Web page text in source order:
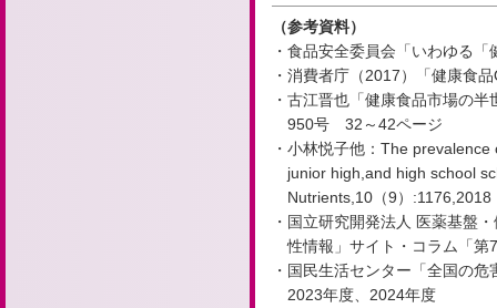
（参考資料）
食品安全委員会「いわゆる「
消費者庁（2017）「健康食品
古江晋也「健康食品市場の
950号 32～42ページ
小林悦子他：The
junior high,and high school
Nutrients,10（9）:1176,2018
国立研究開発法人 医薬基盤
性情報」サイト・コラム「第
国民生活センター「全国の
2023年度、2024年度